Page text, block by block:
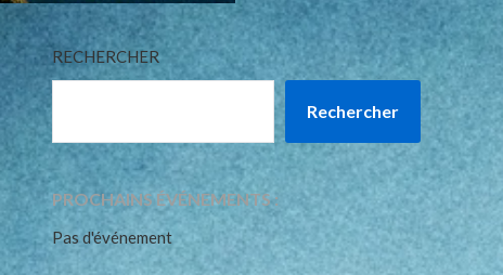
RECHERCHER
Rechercher
PROCHAINS ÉVÉNEMENTS :
Pas d'événement